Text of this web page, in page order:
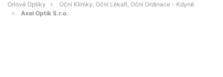
Orlové Optiky
Oční Kliniky, Oční Lékaři, Oční Ordinace - Kdyně
Axel Optik S.r.o.